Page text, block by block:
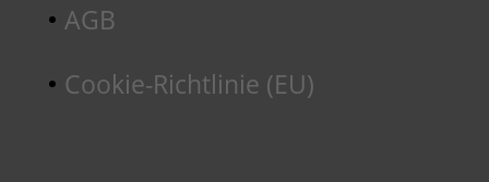
AGB
Cookie-Richtlinie (EU)